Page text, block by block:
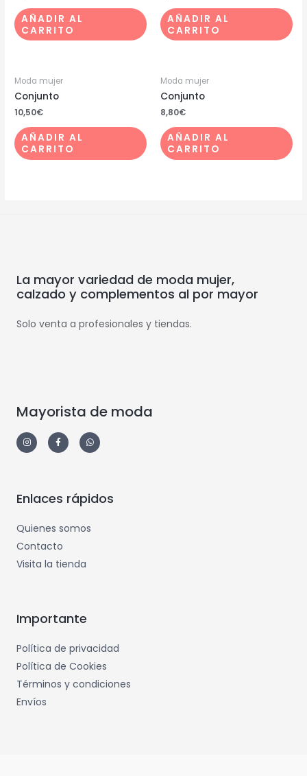
AÑADIR AL
CARRITO
AÑADIR AL
CARRITO
Moda mujer
Conjunto
10,50€
AÑADIR AL
CARRITO
Moda mujer
Conjunto
8,80€
AÑADIR AL
CARRITO
La mayor variedad de moda mujer,
calzado y complementos al por mayor
Solo venta a profesionales y tiendas.
Mayorista de moda
Enlaces rápidos
Quienes somos
Contacto
Visita la tienda
Importante
Política de privacidad
Política de Cookies
Términos y condiciones
Envíos